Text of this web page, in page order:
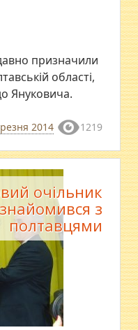
призначили
області,
Януковича.
2014 1219
очільник
з
полтавцями